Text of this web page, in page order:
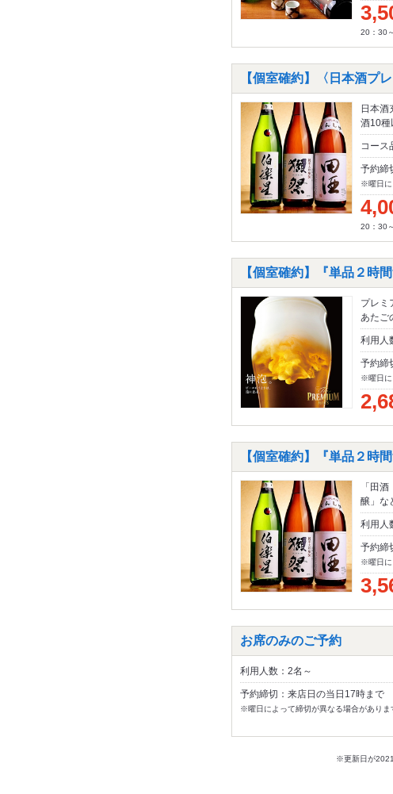
20：30
【個室確約】〈日本酒プ
日本酒
酒10種
コース
予約締
※曜日に
20：30
【個室確約】『単品２時
プレミ
あたご
利用人
予約締
※曜日に
【個室確約】『単品２時
「田
醸」な
利用人
予約締
※曜日に
お席のみのご予約
利用人数：2名～
予約締切：来店日の当日17時まで
※曜日によって締切が異なる場合がありま
※更新日が